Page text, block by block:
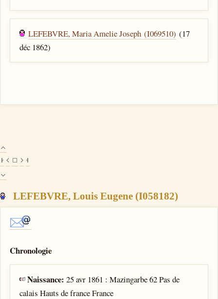
LEFEBVRE, Maria Amelie Joseph (I069510) (17
déc 1862)
LEFEBVRE, Louis Eugene (I058182)
Chronologie
Naissance:25 avr 1861 : Mazingarbe 62 Pas de
calais Hauts de france France